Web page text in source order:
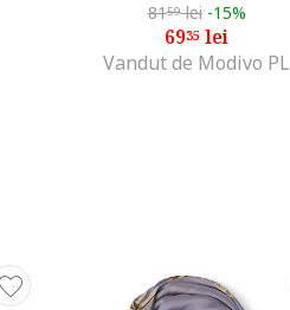
8159lei -15%
6935 lei
Vandut de Modivo PL